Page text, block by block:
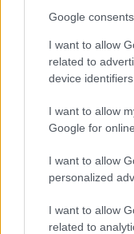
Google consents
I want to allow
related to
device identifiers
I want to allow
Google for
I want to allow
personalized
I want to allow
related to